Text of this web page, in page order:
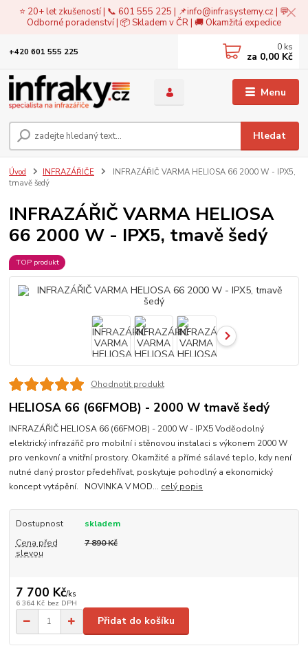
⭐ 20+ let zkušeností | 📞 601 555 225 | 📌info@infrasystemy.cz| 💬
Odborné poradenství | 📦 Skladem v ČR | 🚚 Okamžitá expedice
Menu
Hledat
+420 601 555 225 0 ks
za 0,00 Kč
Úvod INFRAZÁŘIČE
INFRAZÁŘIČ VARMA HELIOSA 66 2000 W - IPX5,
tmavě šedý
INFRAZÁŘIČ VARMA HELIOSA
66 2000 W - IPX5, tmavě šedý
TOP produkt
Ohodnotit produkt
HELIOSA 66 (66FMOB) - 2000 W tmavě šedý
INFRAZÁŘIČ HELIOSA 66 (66FMOB) - 2000 W - IPX5 Voděodolný
elektrický infrazářič pro mobilní i stěnovou instalaci s výkonem 2000 W
pro venkovní a vnitřní prostory. Okamžité a přímé sálavé teplo, kdy není
nutné daný prostor předehřívat, poskytuje pohodlný a ekonomický
koncept vytápění. NOVINKA V MOD... celý popis
Dostupnost
skladem
Cena před
slevou
7 890 Kč
7 700 Kč/ks
6 364 Kč bez DPH
Přidat do košíku